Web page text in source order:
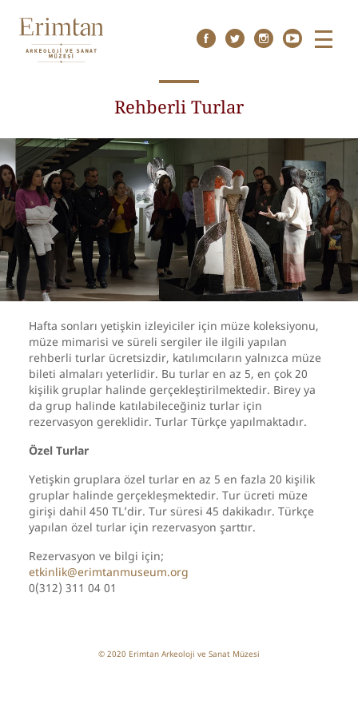
Menu
Rehberli Turlar
Hafta sonları yetişkin izleyiciler için müze koleksiyonu,
müze mimarisi ve süreli sergiler ile ilgili yapılan
rehberli turlar ücretsizdir, katılımcıların yalnızca müze
bileti almaları yeterlidir. Bu turlar en az 5, en çok 20
kişilik gruplar halinde gerçekleştirilmektedir. Birey ya
da grup halinde katılabileceğiniz turlar için
rezervasyon gereklidir. Turlar Türkçe yapılmaktadır.
Özel Turlar
Yetişkin gruplara özel turlar en az 5 en fazla 20 kişilik
gruplar halinde gerçekleşmektedir. Tur ücreti müze
girişi dahil 450 TL’dir. Tur süresi 45 dakikadır. Türkçe
yapılan özel turlar için rezervasyon şarttır.
Rezervasyon ve bilgi için;
etkinlik@erimtanmuseum.org
0(312) 311 04 01
© 2020 Erimtan Arkeoloji ve Sanat Müzesi